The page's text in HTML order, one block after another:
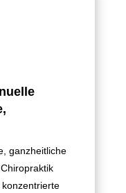
ganzheitliche